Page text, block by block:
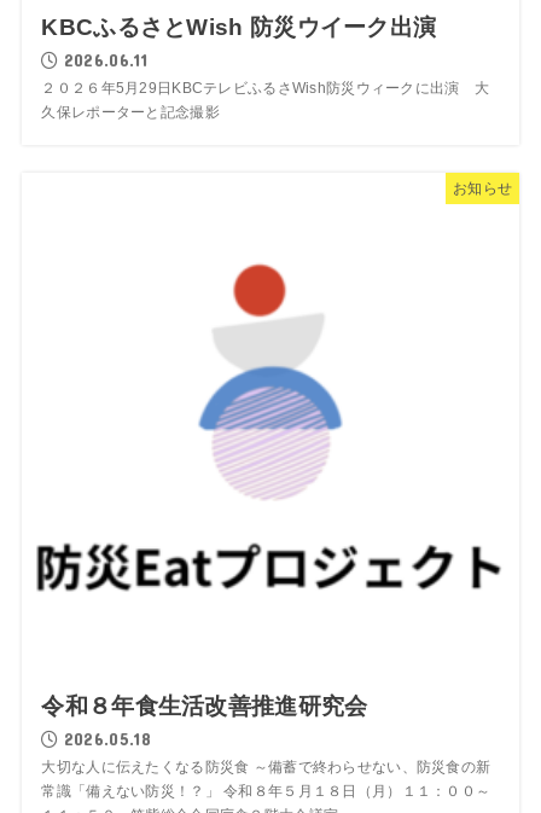
KBCふるさとWish 防災ウイーク出演
2026.06.11
２０２６年5月29日KBCテレビふるさWish防災ウィークに出演 大
久保レポーターと記念撮影
お知らせ
令和８年食生活改善推進研究会
2026.05.18
大切な人に伝えたくなる防災食 ～備蓄で終わらせない、防災食の新
常識「備えない防災！？」 令和８年５月１８日（月）１１：００～